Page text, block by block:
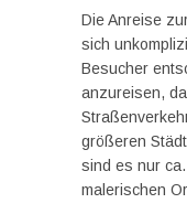
Die Anreise
sich
Besucher
anzureisen,
größeren
sind es nur
malerischen